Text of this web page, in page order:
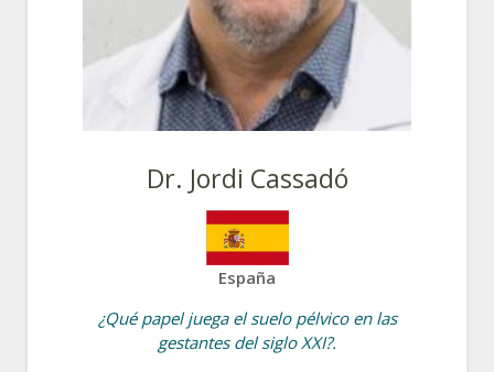
Dr. Jordi Cassadó
España
¿Qué papel juega el suelo pélvico en las
gestantes del siglo XXI?.